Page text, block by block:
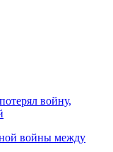
войну,
войны между